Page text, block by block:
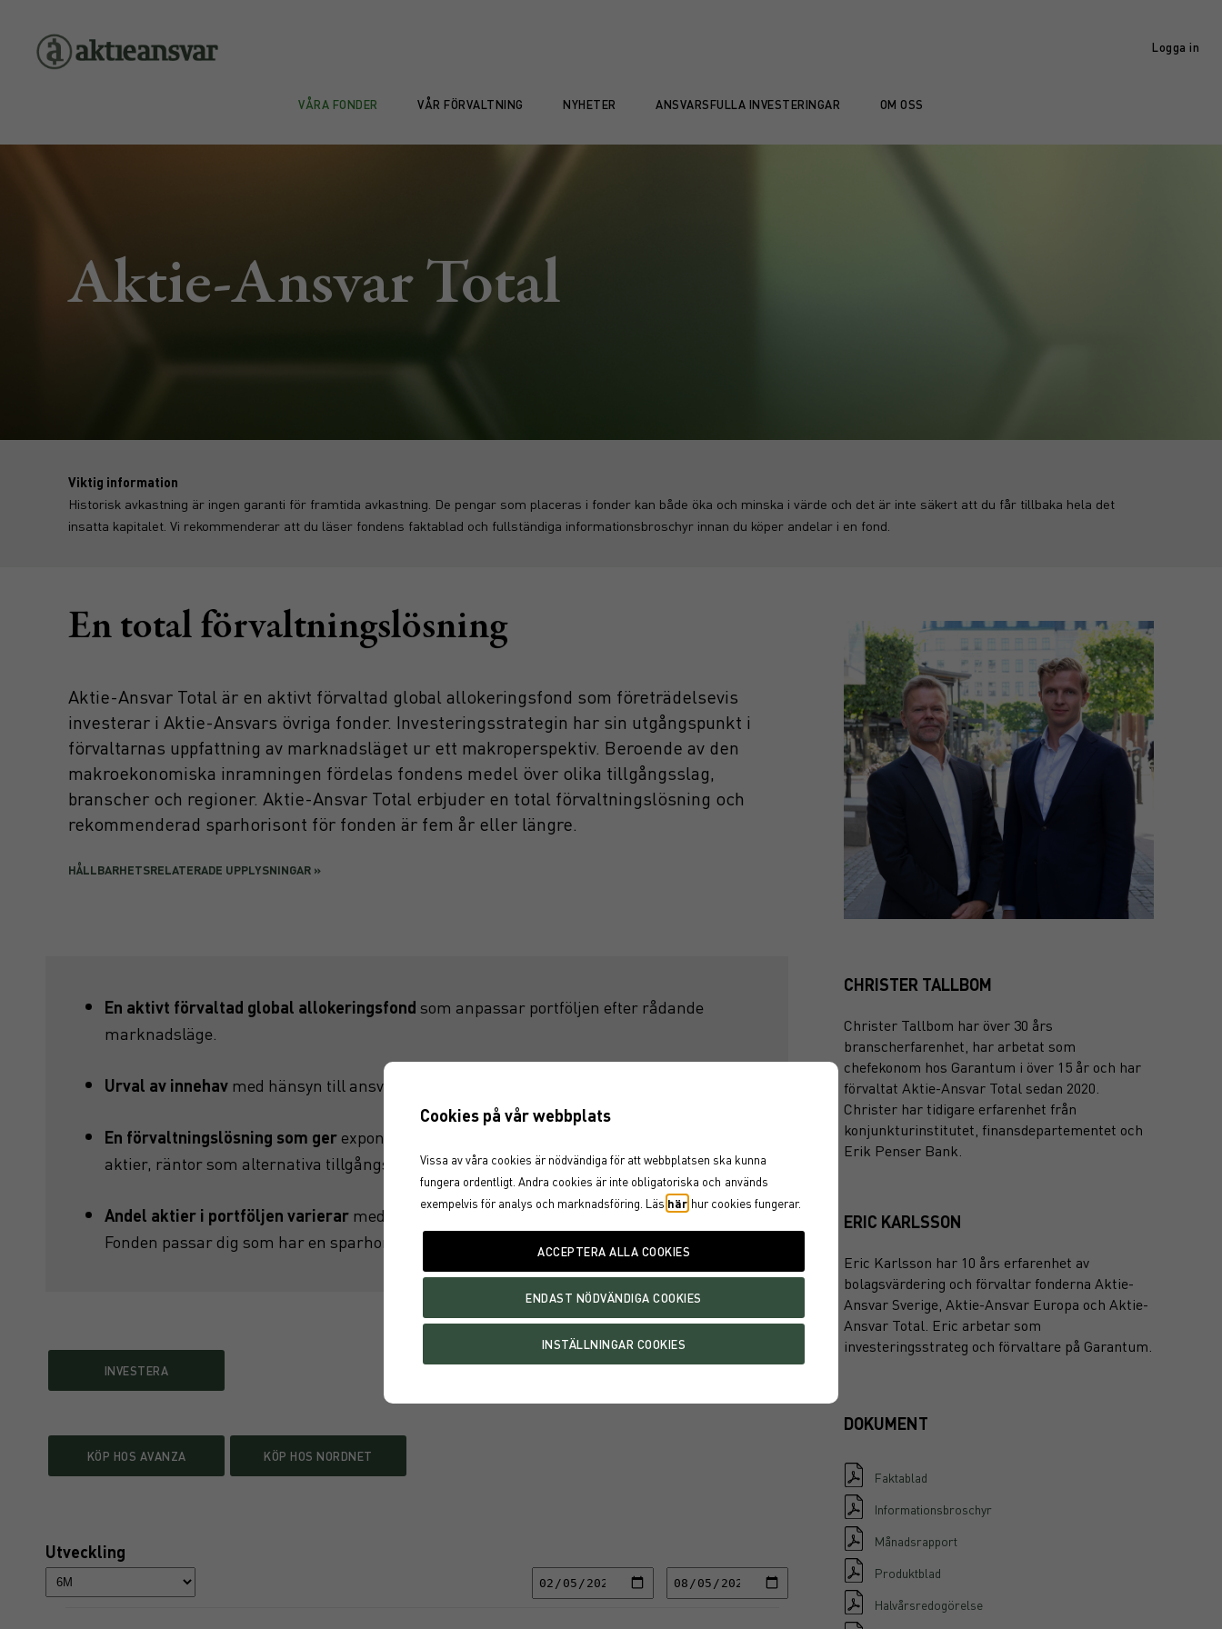
Logga in
VÅRA FONDER VÅR FÖRVALTNING NYHETER ANSVARSFULLA INVESTERINGAR OM OSS
Aktie-Ansvar Total
Viktig information
Historisk avkastning är ingen garanti för framtida avkastning. De pengar som placeras i fonder kan både öka och minska i värde och det är inte säkert att du får tillbaka hela det
insatta kapitalet. Vi rekommenderar att du läser fondens faktablad och fullständiga informationsbroschyr innan du köper andelar i en fond.
En total förvaltningslösning
Aktie-Ansvar Total är en aktivt förvaltad global allokeringsfond som företrädelsevis
investerar i Aktie-Ansvars övriga fonder. Investeringsstrategin har sin utgångspunkt i
förvaltarnas uppfattning av marknadsläget ur ett makroperspektiv. Beroende av den
makroekonomiska inramningen fördelas fondens medel över olika tillgångsslag,
branscher och regioner. Aktie-Ansvar Total erbjuder en total förvaltningslösning och
rekommenderad sparhorisont för fonden är fem år eller längre.
HÅLLBARHETSRELATERADE UPPLYSNINGAR »
En aktivt förvaltad global allokeringsfond som anpassar portföljen efter rådande
marknadsläge.
Urval av innehav med hänsyn till ansvarsfulla investeringar.
En förvaltningslösning som ger exponering mot Sverige, Europa och globalt inom såväl
aktier, räntor som alternativa tillgångsslag.
Andel aktier i portföljen varierar med en ambition om att ha en aktievikt på minst 50%.
Fonden passar dig som har en sparhorisont på minst fem års sikt.
INVESTERA
KÖP HOS AVANZA KÖP HOS NORDNET
Utveckling
CHRISTER TALLBOM
Christer Tallbom har över 30 års
branscherfarenhet, har arbetat som
chefekonom hos Garantum i över 15 år och har
förvaltat Aktie-Ansvar Total sedan 2020.
Christer har tidigare erfarenhet från
konjunkturinstitutet, finansdepartementet och
Erik Penser Bank.
ERIC KARLSSON
Eric Karlsson har 10 års erfarenhet av
bolagsvärdering och förvaltar fonderna Aktie-
Ansvar Sverige, Aktie-Ansvar Europa och Aktie-
Ansvar Total. Eric arbetar som
investeringsstrateg och förvaltare på Garantum.
DOKUMENT
Faktablad
Informationsbroschyr
Månadsrapport
Produktblad
Halvårsredogörelse
Cookies på vår webbplats
Vissa av våra cookies är nödvändiga för att webbplatsen ska kunna
fungera ordentligt. Andra cookies är inte obligatoriska och används
exempelvis för analys och marknadsföring. Läs här hur cookies fungerar.